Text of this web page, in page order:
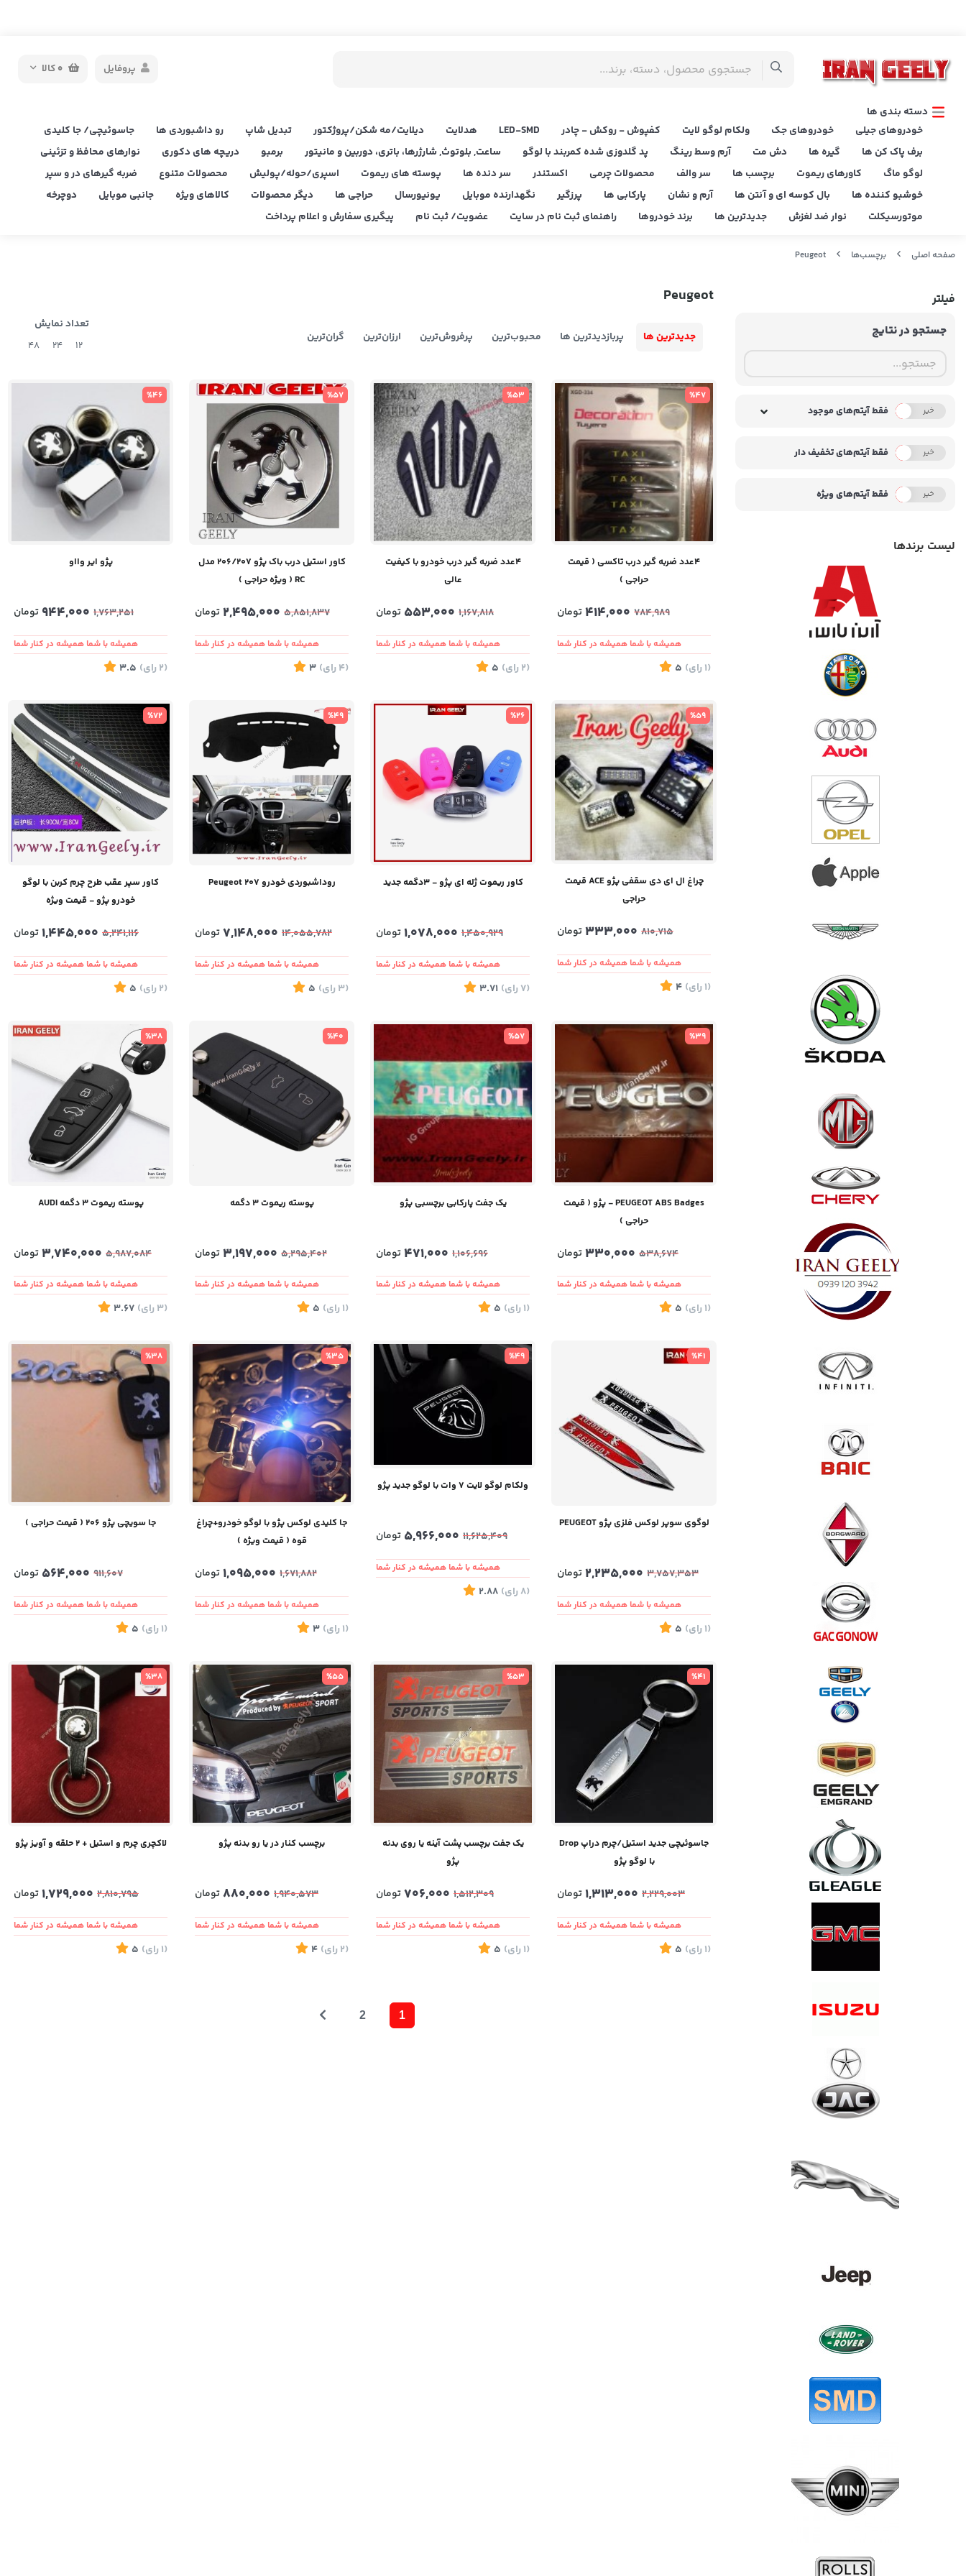
0کالا پروفایل
دسته بندی ها
خودروهای جیلی
خودروهای جک ولکام لوگو لایت کفپوش - روکش - چادر LED‌-SMD هدلایت دیلایت/مه شکن/پروژکتور تبدیل شاپ رو داشبوردی ها
جاسوئیچی/ جا کلیدی
برف پاک کن ها
گیره ها دش مت آرم وسط رینگ پد گلدوزی شده کمربند با لوگو ساعت, بلوتوث, شارژرها، باتری، دوربین و مانیتور برمبو دریچه های دکوری
نوارهای محافظ و تزئینی
لوگو ماگ
کاورهای ریموت برچسب ها سر والف محصولات چرمی اکستندر سر دنده ها پوسته های ریموت اسپری/حوله/پولیش محصولات متنوع
ضربه گیرهای در و سپر
خوشبو کننده ها
بال کوسه ای و آنتن ها آرم و نشان پارکابی ها پرزگیر نگهدارنده موبایل یونیورسال حراجی ها دیگر محصولات کالاهای ویژه جانبی موبایل
دوچرخه
موتورسیکلت
نوار ضد لغزش جدیدترین ها برند خودروها راهنمای ثبت نام در سایت عضویت/ ثبت نام پیگیری سفارش و اعلام پرداخت
صفحه اصلی برچسب‌ها Peugeot
فیلتر
جستجو در نتایج
بله خیر فقط آیتم‌های موجود
بله خیر فقط آیتم‌های تخفیف دار
بله خیر فقط آیتم‌های ویژه
لیست برندها
Peugeot
جدیدترین ها پربازدیدترین ها محبوب‌‌ترین پرفروش‌ترین ارزان‌ترین گران‌ترین
تعداد نمایش
12
24
48
%47
4عدد ضربه گیر درب تاکسی ( قیمت
حراجی )
784,989
414,000تومان
همیشه با شما همیشه در کنار شما
(1 رای)
5
%53
4عدد ضربه گیر درب خودرو با کیفیت
عالی
1,167,818
553,000 تومان
همیشه با شما همیشه در کنار شما
(2 رای)
5
%57
کاور استیل درب باک پژو 206/207 مدل
RC ( ویژه حراجی )
5,851,837
2,495,000تومان
همیشه با شما همیشه در کنار شما
(4 رای)
3
%46
پژو ایر وااو
1,763,251
944,000 تومان
همیشه با شما همیشه در کنار شما
(2 رای)
3.5
%59
چراغ ال ای دی سقفی پژو ACE قیمت
حراجی
810,715
333,000تومان
همیشه با شما همیشه در کنار شما
(1 رای)
4
%26
کاور ریموت ژله ای پژو - ۳دگمه جدید
1,450,929
1,078,000تومان
همیشه با شما همیشه در کنار شما
(7 رای)
3.71
%49
روداشبوردی خودرو Peugeot 207
14,055,782
7,148,000تومان
همیشه با شما همیشه در کنار شما
(3 رای)
5
%72
کاور سپر عقب طرح چرم کربن با لوگو
خودرو پژو - قیمت ویژه
5,241,116
1,445,000تومان
همیشه با شما همیشه در کنار شما
(2 رای)
5
%39
PEUGEOT ABS Badges - پژو ( قیمت
حراجی )
538,674
330,000تومان
همیشه با شما همیشه در کنار شما
(1 رای)
5
%57
یک جفت پارکابی برچسبی پژو
1,106,696
471,000تومان
همیشه با شما همیشه در کنار شما
(1 رای)
5
%40
پوسته ریموت ۳ دگمه
5,295,402
3,197,000تومان
همیشه با شما همیشه در کنار شما
(1 رای)
5
%38
پوسته ریموت ۳ دگمه AUDI
5,987,084
3,740,000تومان
همیشه با شما همیشه در کنار شما
(3 رای)
3.67
%41
لوگوی سوپر لوکس فلزی پژو PEUGEOT
3,757,353
2,235,000تومان
همیشه با شما همیشه در کنار شما
(1 رای)
5
%49
ولکام لوگو لایت 7 وات با لوگو جدید پژو
11,625,409
5,966,000 تومان
همیشه با شما همیشه در کنار شما
(8 رای)
2.88
%35
جا کلیدی لوکس پژو با لوگو خودرو+چراغ
قوه ( قیمت ویژه )
1,671,882
1,095,000تومان
همیشه با شما همیشه در کنار شما
(1 رای)
3
%38
جا سویچی پژو 206 ( قیمت حراجی )
911,607
564,000 تومان
همیشه با شما همیشه در کنار شما
(1 رای)
5
%41
جاسوئیچی جدید استیل/چرم دراپ Drop
با لوگو پژو
2,229,003
1,313,000تومان
همیشه با شما همیشه در کنار شما
(1 رای)
5
%53
یک جفت برچسب پشت آینه یا روی بدنه
پژو
1,512,309
706,000تومان
همیشه با شما همیشه در کنار شما
(1 رای)
5
%55
برچسب کنار در یا رو بدنه پژو
1,940,573
880,000تومان
همیشه با شما همیشه در کنار شما
(2 رای)
4
%38
لاکچری چرم و استیل + ۲ حلقه و آویز پژو
2,810,795
1,729,000تومان
همیشه با شما همیشه در کنار شما
(1 رای)
5
1
2